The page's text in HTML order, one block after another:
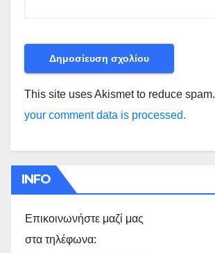
This site uses Akismet to reduce spam.
your comment data is processed.
INFO
Επικοινωνήστε μαζί μας
στα τηλέφωνα: